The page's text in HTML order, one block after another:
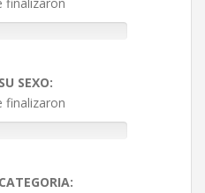
SEXO:
finalizaron